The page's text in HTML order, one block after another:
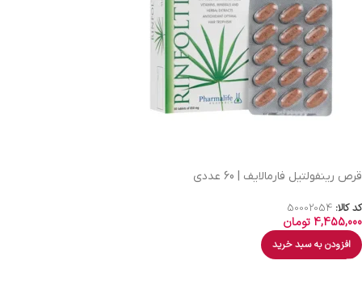
قرص رینفولتیل فارمالایف | 60 عددی
کد کالا: 50002054
4,455,000تومان
افزودن به سبد خرید